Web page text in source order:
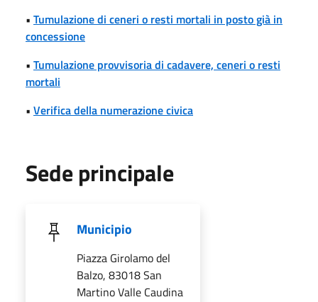
• Tumulazione di ceneri o resti mortali in posto già in
concessione
• Tumulazione provvisoria di cadavere, ceneri o resti
mortali
• Verifica della numerazione civica
Sede principale
Municipio
Piazza Girolamo del
Balzo, 83018 San
Martino Valle Caudina